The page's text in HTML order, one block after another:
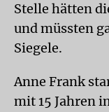
Stelle hätten
und müssten
Siegele.
Anne Frank
mit 15 Jahren